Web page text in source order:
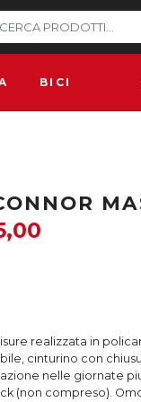
BICI
realizzata in
cinturino con
nelle giornate
(non compreso).